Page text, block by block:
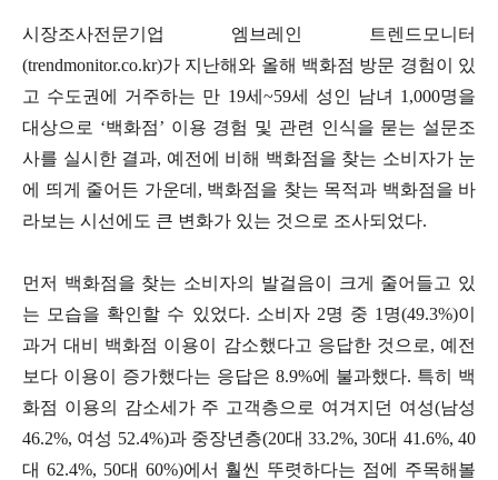
시장조사전문기업 엠브레인 트렌드모니터
(trendmonitor.co.kr)가 지난해와 올해 백화점 방문 경험이 있
고 수도권에 거주하는 만 19세~59세 성인 남녀 1,000명을
대상으로 ‘백화점’ 이용 경험 및 관련 인식을 묻는 설문조
사를 실시한 결과, 예전에 비해 백화점을 찾는 소비자가 눈
에 띄게 줄어든 가운데, 백화점을 찾는 목적과 백화점을 바
라보는 시선에도 큰 변화가 있는 것으로 조사되었다.
먼저 백화점을 찾는 소비자의 발걸음이 크게 줄어들고 있
는 모습을 확인할 수 있었다. 소비자 2명 중 1명(49.3%)이
과거 대비 백화점 이용이 감소했다고 응답한 것으로, 예전
보다 이용이 증가했다는 응답은 8.9%에 불과했다. 특히 백
화점 이용의 감소세가 주 고객층으로 여겨지던 여성(남성
46.2%, 여성 52.4%)과 중장년층(20대 33.2%, 30대 41.6%, 40
대 62.4%, 50대 60%)에서 훨씬 뚜렷하다는 점에 주목해볼